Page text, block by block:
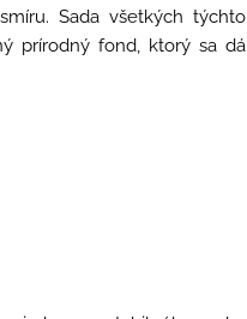
Sada všetkých týchto
prírodný fond, ktorý sa dá